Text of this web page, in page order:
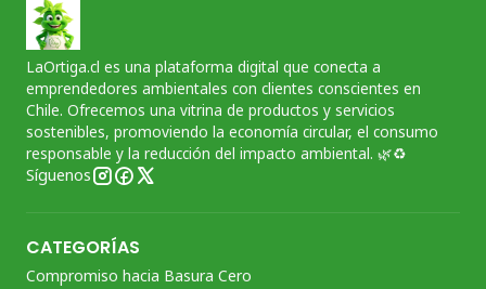
LaOrtiga.cl es una plataforma digital que conecta a
emprendedores ambientales con clientes conscientes en
Chile. Ofrecemos una vitrina de productos y servicios
sostenibles, promoviendo la economía circular, el consumo
responsable y la reducción del impacto ambiental. 🌿♻️
Síguenos
CATEGORÍAS
Compromiso hacia Basura Cero